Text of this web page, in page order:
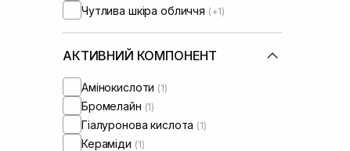
Чутлива шкіра обличчя (+1)
АКТИВНИЙ КОМПОНЕНТ
Амінокислоти (1)
Бромелайн (1)
Гіалуронова кислота (1)
Кераміди (1)